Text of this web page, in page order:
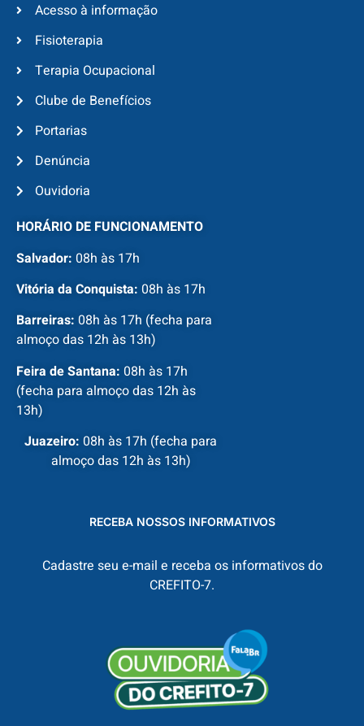
Acesso à informação
Fisioterapia
Terapia Ocupacional
Clube de Benefícios
Portarias
Denúncia
Ouvidoria
HORÁRIO DE FUNCIONAMENTO
Salvador: 08h às 17h
Vitória da Conquista: 08h às 17h
Barreiras: 08h às 17h (fecha para
almoço das 12h às 13h)
Feira de Santana: 08h às 17h
(fecha para almoço das 12h às
13h)
Juazeiro: 08h às 17h (fecha para
almoço das 12h às 13h)
RECEBA NOSSOS INFORMATIVOS
Cadastre seu e-mail e receba os informativos do
CREFITO-7.